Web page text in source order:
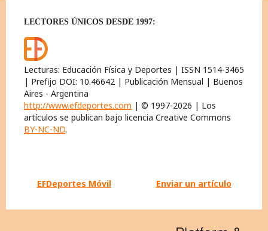
LECTORES ÚNICOS DESDE 1997:
Lecturas: Educación Física y Deportes | ISSN 1514-3465
| Prefijo DOI: 10.46642 | Publicación Mensual | Buenos
Aires - Argentina
http://www.efdeportes.com | © 1997-2026 | Los
artículos se publican bajo licencia Creative Commons
BY-NC-ND.
EFDeportes Móvil Enviar un artículo